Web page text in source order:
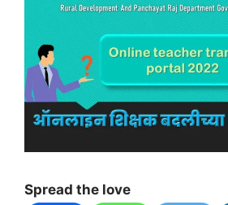
Spread the love